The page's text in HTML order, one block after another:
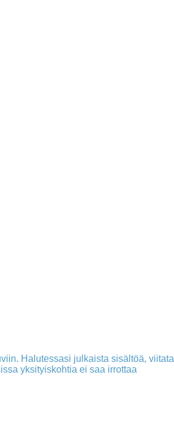
Halutessasi julkaista sisältöä, viitata
yksityiskohtia ei saa irrottaa